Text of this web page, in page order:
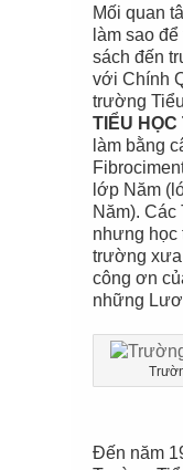
Mối quan
làm sao
sách đến
với Chính
trường
TIỂU HỌC
làm bằng
lớp Năm
Năm). Các
nhưng học
trường
công ơn
những
Đến năm